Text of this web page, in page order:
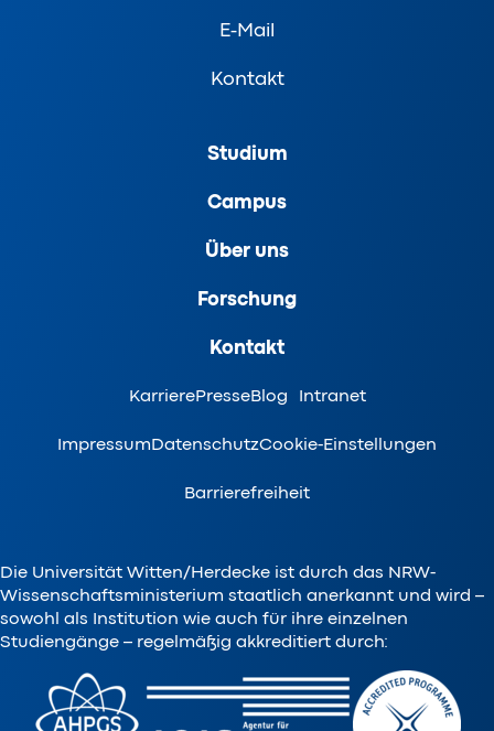
E-Mail
Kontakt
Studium
Campus
Über uns
Forschung
Kontakt
KarrierePresseBlog Intranet
ImpressumDatenschutzCookie-Einstellungen
Barrierefreiheit
Die Universität Witten/Herdecke ist durch das NRW-
Wissenschaftsministerium staatlich anerkannt und wird –
sowohl als Institution wie auch für ihre einzelnen
Studiengänge – regelmäßig akkreditiert durch: